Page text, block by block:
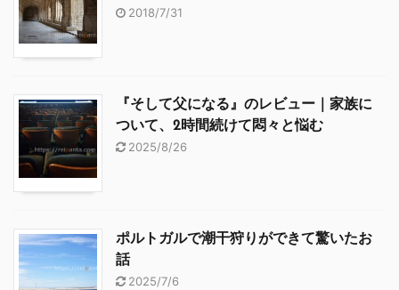
2018/7/31
『そして父になる』のレビュー｜家族に
ついて、2時間続けて悶々と悩む
2025/8/26
ポルトガルで潮干狩りができて驚いたお
話
2025/7/6